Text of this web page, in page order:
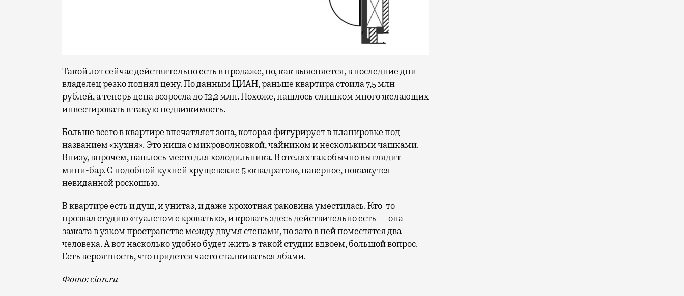
Такой лот сейчас действительно есть в продаже, но, как выясняется, в последние дни
владелец резко поднял цену. По данным ЦИАН, раньше квартира стоила 7,5 млн
рублей, а теперь цена возросла до 12,2 млн. Похоже, нашлось слишком много желающих
инвестировать в такую недвижимость.
Больше всего в квартире впечатляет зона, которая фигурирует в планировке под
названием «кухня». Это ниша с микроволновкой, чайником и несколькими чашками.
Внизу, впрочем, нашлось место для холодильника. В отелях так обычно выглядит
мини-бар. С подобной кухней хрущевские 5 «квадратов», наверное, покажутся
невиданной роскошью.
В квартире есть и душ, и унитаз, и даже крохотная раковина уместилась. Кто-то
прозвал студию «туалетом с кроватью», и кровать здесь действительно есть — она
зажата в узком пространстве между двумя стенами, но зато в ней поместятся два
человека. А вот насколько удобно будет жить в такой студии вдвоем, большой вопрос.
Есть вероятность, что придется часто сталкиваться лбами.
Фото: cian.ru